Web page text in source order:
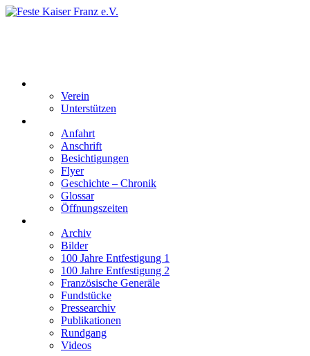
Verein
Unterstützen
Anfahrt
Anschrift
Besichtigungen
Flyer
Geschichte – Chronik
Glossar
Öffnungszeiten
Archiv
Bilder
100 Jahre Entfestigung 1
100 Jahre Entfestigung 2
Französische Generäle
Fundstücke
Pressearchiv
Publikationen
Rundgang
Videos